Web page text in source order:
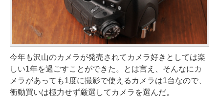
今年も沢山のカメラが発売されてカメラ好きとしては楽
しい1年を過ごすことができた。とは言え、そんなにカ
メラがあっても1度に撮影で使えるカメラは1台なので、
衝動買いは極力せず厳選してカメラを選んだ。